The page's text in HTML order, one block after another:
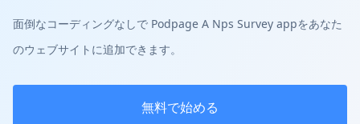
面倒なコーディングなしで Podpage A Nps Survey appをあなた
のウェブサイトに追加できます。
無料で始める